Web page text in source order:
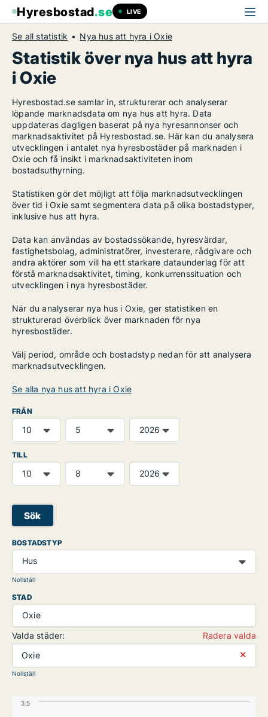
Hyresbostad.se LIVE
Se all statistik Nya hus att hyra i Oxie
Statistik över nya hus att hyra
i Oxie
Hyresbostad.se samlar in, strukturerar och analyserar
löpande marknadsdata om nya hus att hyra. Data
uppdateras dagligen baserat på nya hyresannonser och
marknadsaktivitet på Hyresbostad.se. Här kan du analysera
utvecklingen i antalet nya hyresbostäder på marknaden i
Oxie och få insikt i marknadsaktiviteten inom
bostadsuthyrning.
Statistiken gör det möjligt att följa marknadsutvecklingen
över tid i Oxie samt segmentera data på olika bostadstyper,
inklusive hus att hyra.
Data kan användas av bostadssökande, hyresvärdar,
fastighetsbolag, administratörer, investerare, rådgivare och
andra aktörer som vill ha ett starkare dataunderlag för att
förstå marknadsaktivitet, timing, konkurrenssituation och
utvecklingen i nya hyresbostäder.
När du analyserar nya hus i Oxie, ger statistiken en
strukturerad överblick över marknaden för nya
hyresbostäder.
Välj period, område och bostadstyp nedan för att analysera
marknadsutvecklingen.
Se alla nya hus att hyra i Oxie
FRÅN
TILL
Sök
BOSTADSTYP
Hus
Nollställ
STAD
Oxie
Valda städer:
Radera valda
Oxie
⨯
Nollställ
3.5